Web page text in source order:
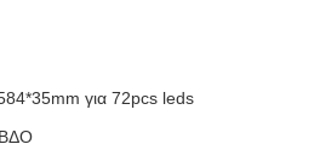
για 72pcs leds